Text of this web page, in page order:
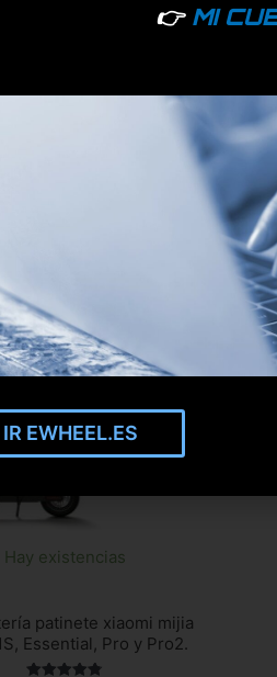
para Patinete Xiaomi mijia m365
Hay existencias
patinete xiaomi mijia
Essential, Pro y Pro2.
👉 MI
IR EWHEEL.ES